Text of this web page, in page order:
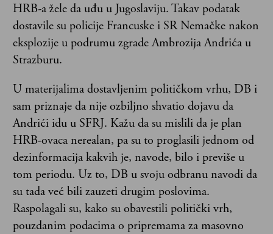
HRB-a žele da uđu u Jugoslaviju. Takav podatak
dostavile su policije Francuske i SR Nemačke nakon
eksplozije u podrumu zgrade Ambrozija Andrića u
Strazburu.
U materijalima dostavljenim političkom vrhu, DB i
sam priznaje da nije ozbiljno shvatio dojavu da
Andrići idu u SFRJ. Kažu da su mislili da je plan
HRB-ovaca nerealan, pa su to proglasili jednom od
dezinformacija kakvih je, navode, bilo i previše u
tom periodu. Uz to, DB u svoju odbranu navodi da
su tada već bili zauzeti drugim poslovima.
Raspolagali su, kako su obavestili politički vrh,
pouzdanim podacima o pripremama za masovno